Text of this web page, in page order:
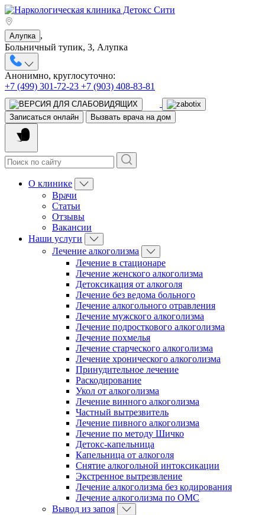
Алупка ,
Больничный тупик, 3, Алупка
Анонимно, круглосуточно:
+7 (499) 301-72-23 +7 (903) 408-83-81
Записаться онлайн Вызвать врача на дом
О клинике
Врачи
Статьи
Отзывы
Вакансии
Наши услуги
Лечение алкоголизма
Лечение в стационаре
Лечение женского алкоголизма
Детоксикация от алкоголя
Лечение без ведома больного
Лечение алкогольного отравления
Лечение мужского алкоголизма
Лечение подросткового алкоголизма
Лечение похмелья
Лечение старческого алкоголизма
Лечение хронического алкоголизма
Принудительное лечение
Раскодирование
Укол от алкоголизма
Лечение винного алкоголизма
Частный вытрезвитель
Лечение пивного алкоголизма
Лечение по методу Шичко
Детокс-капельница
Капельница от алкоголя
Снятие алкогольной интоксикации
Экстренное вытрезвление
Лечение алкоголизма без кодирования
Лечение алкоголизма по ОМС
Вывод из запоя